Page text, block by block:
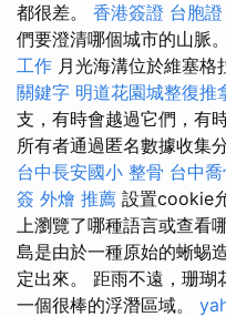
都很差。 香港簽證 台胞證
們要澄清哪個城市的山脈。
工作 月光海溝位於維塞格
關鍵字 明道花園城整復推
支，有時會越過它們，有
所有者通過匿名數據收集
台中長安國小 整骨 台中
簽 外燴 推薦 設置cookie
上瀏覽了哪種語言或查看
島是由於一種原始的蜥蜴
定出來。 距雨不遠，珊瑚
一個很棒的浮潛區域。